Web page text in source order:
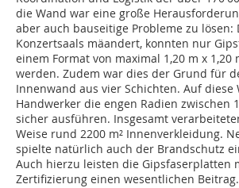
die Wand war eine große
aber auch bauseitige Probleme zu lösen:
Konzertsaals mäandert, konnten nur
einem Format von maximal 1,20 m x 1,20
werden. Zudem war dies der Grund für
Innenwand aus vier Schichten. Auf diese
Handwerker die engen Radien zwischen
sicher ausführen. Insgesamt
Weise rund 2200 m² Innenverkleidung.
spielte natürlich auch der Brandschutz
Auch hierzu leisten die Gipsfaserplatten
Zertifizierung einen wesentlichen Beitrag.